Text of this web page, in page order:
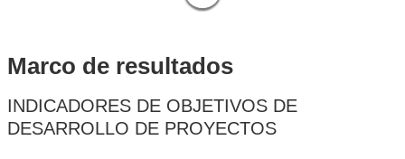
Marco de resultados
INDICADORES DE OBJETIVOS DE
DESARROLLO DE PROYECTOS